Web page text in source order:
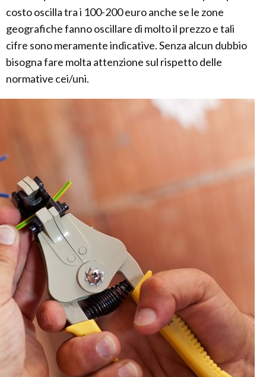
costo oscilla tra i 100-200 euro anche se le zone
geografiche fanno oscillare di molto il prezzo e tali
cifre sono meramente indicative. Senza alcun dubbio
bisogna fare molta attenzione sul rispetto delle
normative cei/uni.